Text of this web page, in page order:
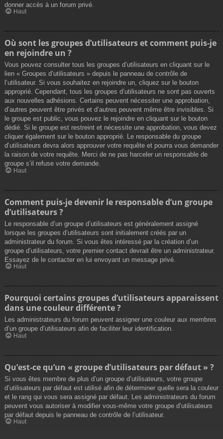
donner accès à un forum privé.
Haut
Où sont les groupes d’utilisateurs et comment puis-je
en rejoindre un ?
Vous pouvez consulter tous les groupes d’utilisateurs en cliquant sur le
lien « Groupes d’utilisateurs » depuis le panneau de contrôle de
l’utilisateur. Si vous souhaitez en rejoindre un, cliquez sur le bouton
approprié. Cependant, tous les groupes d’utilisateurs ne sont pas ouverts
aux nouvelles adhésions. Certains peuvent nécessiter une approbation,
d’autres peuvent être privés et d’autres peuvent même être invisibles. Si
le groupe est public, vous pouvez le rejoindre en cliquant sur le bouton
dédié. Si le groupe est restreint et nécessite une approbation, vous devez
cliquer également sur le bouton approprié. Le responsable du groupe
d’utilisateurs devra alors approuver votre requête et pourra vous demander
la raison de votre requête. Merci de ne pas harceler un responsable de
groupe s’il refuse votre demande.
Haut
Comment puis-je devenir le responsable d’un groupe
d’utilisateurs ?
Le responsable d’un groupe d’utilisateurs est généralement assigné
lorsque les groupes d’utilisateurs sont initialement créés par un
administrateur du forum. Si vous êtes intéressé par la création d’un
groupe d’utilisateurs, votre premier contact devrait être un administrateur.
Essayez de le contacter en lui envoyant un message privé.
Haut
Pourquoi certains groupes d’utilisateurs apparaissent
dans une couleur différente ?
Les administrateurs du forum peuvent assigner une couleur aux membres
d’un groupe d’utilisateurs afin de faciliter leur identification.
Haut
Qu’est-ce qu’un « groupe d’utilisateurs par défaut » ?
Si vous êtes membre de plus d’un groupe d’utilisateurs, votre groupe
d’utilisateurs par défaut est utilisé afin de déterminer quelle sera la couleur
et le rang qui vous sera assigné par défaut. Les administrateurs du forum
peuvent vous autoriser à modifier vous-même votre groupe d’utilisateurs
par défaut depuis le panneau de contrôle de l’utilisateur.
Haut